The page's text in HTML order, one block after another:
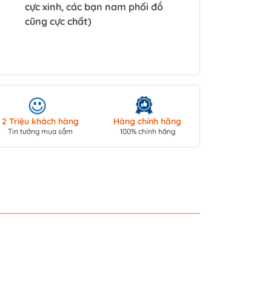
cực xinh, các bạn nam phối đồ
cũng cực chất)
2 Triệu khách hàng
Tin tưởng mua sắm
Hàng chính hãng
100% chính hãng